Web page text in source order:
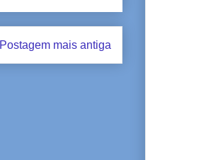
Postagem mais antiga